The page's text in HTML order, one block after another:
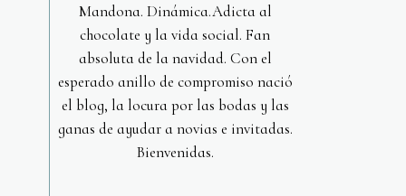
Mandona. Dinámica.Adicta al
chocolate y la vida social. Fan
absoluta de la navidad. Con el
esperado anillo de compromiso nació
el blog, la locura por las bodas y las
ganas de ayudar a novias e invitadas.
Bienvenidas.